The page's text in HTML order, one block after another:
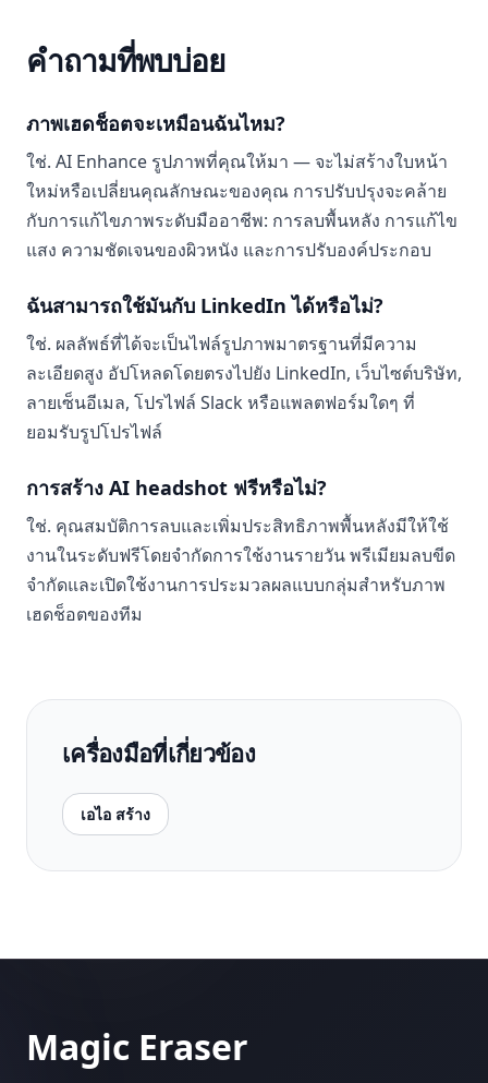
คำถามที่พบบ่อย
ภาพเฮดช็อตจะเหมือนฉันไหม?
ใช่. AI Enhance รูปภาพที่คุณให้มา — จะไม่สร้างใบหน้า
ใหม่หรือเปลี่ยนคุณลักษณะของคุณ การปรับปรุงจะคล้าย
กับการแก้ไขภาพระดับมืออาชีพ: การลบพื้นหลัง การแก้ไข
แสง ความชัดเจนของผิวหนัง และการปรับองค์ประกอบ
ฉันสามารถใช้มันกับ LinkedIn ได้หรือไม่?
ใช่. ผลลัพธ์ที่ได้จะเป็นไฟล์รูปภาพมาตรฐานที่มีความ
ละเอียดสูง อัปโหลดโดยตรงไปยัง LinkedIn, เว็บไซต์บริษัท,
ลายเซ็นอีเมล, โปรไฟล์ Slack หรือแพลตฟอร์มใดๆ ที่
ยอมรับรูปโปรไฟล์
การสร้าง AI headshot ฟรีหรือไม่?
ใช่. คุณสมบัติการลบและเพิ่มประสิทธิภาพพื้นหลังมีให้ใช้
งานในระดับฟรีโดยจำกัดการใช้งานรายวัน พรีเมียมลบขีด
จำกัดและเปิดใช้งานการประมวลผลแบบกลุ่มสำหรับภาพ
เฮดช็อตของทีม
เครื่องมือที่เกี่ยวข้อง
เอไอ สร้าง
Magic Eraser